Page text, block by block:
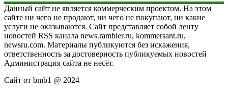
Данный сайт не является коммерческим проектом. На этом
сайте ни чего не продают, ни чего не покупают, ни какие
услуги не оказываются. Сайт представляет собой ленту
новостей RSS канала news.rambler.ru, kommersant.ru,
newsru.com. Материалы публикуются без искажения,
ответственность за достоверность публикуемых новостей
Администрация сайта не несёт.
Сайт от bmb1 @ 2024